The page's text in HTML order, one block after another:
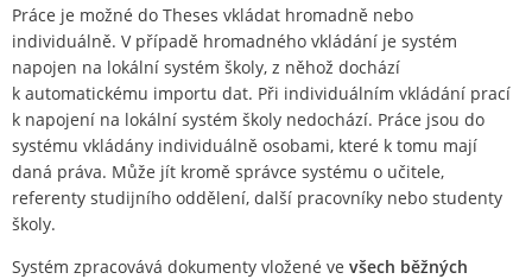
Práce je možné do Theses vkládat hromadně nebo
individuálně. V případě hromadného vkládání je systém
napojen na lokální systém školy, z něhož dochází
k automatickému importu dat. Při individuálním vkládání prací
k napojení na lokální systém školy nedochází. Práce jsou do
systému vkládány individuálně osobami, které k tomu mají
daná práva. Může jít kromě správce systému o učitele,
referenty studijního oddělení, další pracovníky nebo studenty
školy.
Systém zpracovává dokumenty vložené ve všech běžných